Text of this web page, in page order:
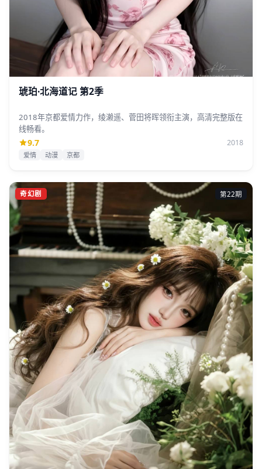
琥珀·北海道记 第2季
2018年京都爱情力作，绫濑遥、菅田将晖领衔主演，高清完整版在
线畅看。
9.7 2018
爱情 动漫 京都
奇幻剧 第22期